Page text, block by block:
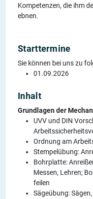
Kompetenzen, die ihm
ebnen.
Starttermine
Sie können bei uns zu
01.09.2026
Inhalt
Grundlagen der
UVV und DIN
Ordnung am
Stempelübung:
Bohrplatte:
Messen, Lehren;
feilen
Sägeübung: